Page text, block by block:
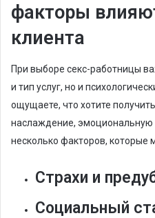
факторы
клиента
При выборе секс-работницы
и тип услуг, но и
ощущаете, что хотите
наслаждение, эмоциональную
несколько факторов, которые
Страхи и
Социальный